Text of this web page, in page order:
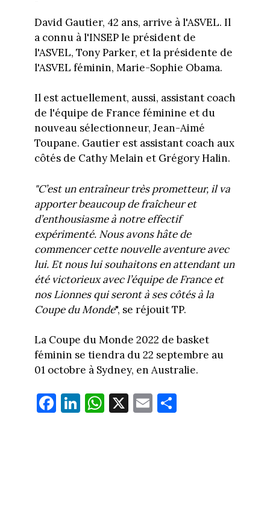
David Gautier, 42 ans, arrive à l'ASVEL. Il
a connu à l'INSEP le président de
l'ASVEL, Tony Parker, et la présidente de
l'ASVEL féminin, Marie-Sophie Obama.
Il est actuellement, aussi, assistant coach
de l'équipe de France féminine et du
nouveau sélectionneur, Jean-Aimé
Toupane. Gautier est assistant coach aux
côtés de Cathy Melain et Grégory Halin.
"C’est un entraîneur très prometteur, il va
apporter beaucoup de fraîcheur et
d’enthousiasme à notre effectif
expérimenté. Nous avons hâte de
commencer cette nouvelle aventure avec
lui. Et nous lui souhaitons en attendant un
été victorieux avec l’équipe de France et
nos Lionnes qui seront à ses côtés à la
Coupe du Monde", se réjouit TP.
La Coupe du Monde 2022 de basket
féminin se tiendra du 22 septembre au
01 octobre à Sydney, en Australie.
Fa
ce
Li
nk
W
ha
X E
m
Pa